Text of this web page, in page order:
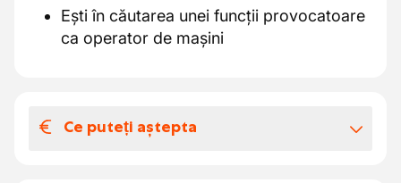
Ești în căutarea unei funcții provocatoare
ca operator de mașini
Ce puteți aștepta